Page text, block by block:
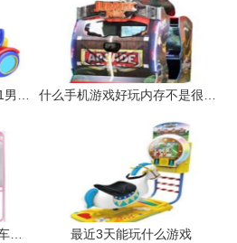
最近3天能玩什么游戏